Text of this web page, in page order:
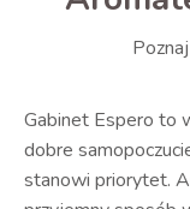
Gabinet Espero to
dobre
stanowi priorytet.